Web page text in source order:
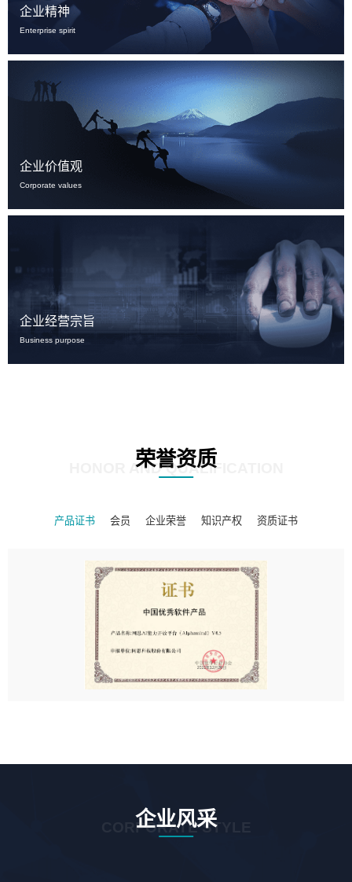
企业精神
Enterprise spirit
企业价值观
Corporate values
企业经营宗旨
Business purpose
荣誉资质
HONOR AND QUALIFICATION
产品证书 会员 企业荣誉 知识产权 资质证书
企业风采
CORPORATE STYLE